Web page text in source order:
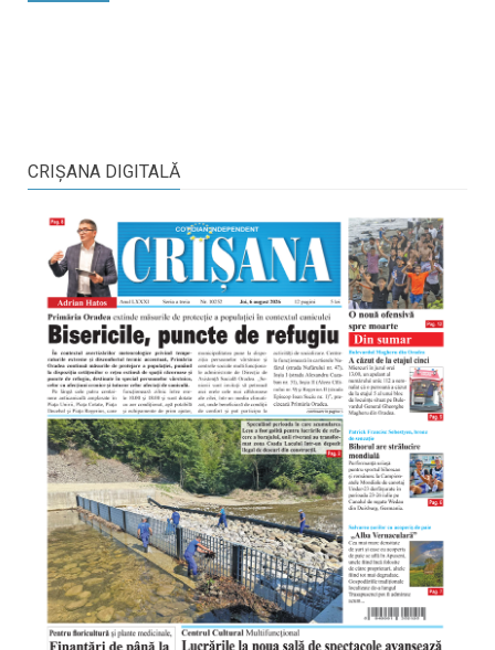
CRIŞANA DIGITALĂ